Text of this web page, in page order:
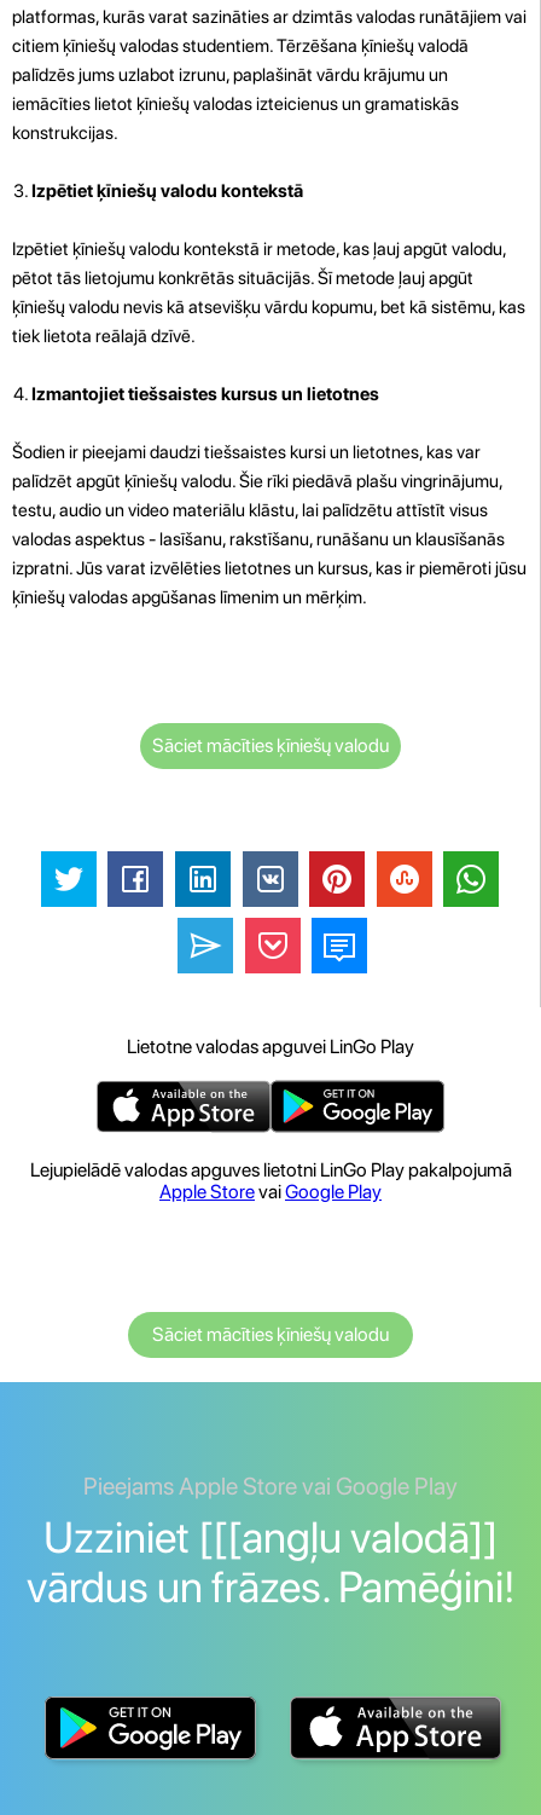
platformas, kurās varat sazināties ar dzimtās valodas runātājiem vai
citiem ķīniešų valodas studentiem. Tērzēšana ķīniešų valodā
palīdzēs jums uzlabot izrunu, paplašināt vārdu krājumu un
iemācīties lietot ķīniešų valodas izteicienus un gramatiskās
konstrukcijas.
Izpētiet ķīniešų valodu kontekstā
Izpētiet ķīniešų valodu kontekstā ir metode, kas ļauj apgūt valodu,
pētot tās lietojumu konkrētās situācijās. Šī metode ļauj apgūt
ķīniešų valodu nevis kā atsevišķu vārdu kopumu, bet kā sistēmu, kas
tiek lietota reālajā dzīvē.
Izmantojiet tiešsaistes kursus un lietotnes
Šodien ir pieejami daudzi tiešsaistes kursi un lietotnes, kas var
palīdzēt apgūt ķīniešų valodu. Šie rīki piedāvā plašu vingrinājumu,
testu, audio un video materiālu klāstu, lai palīdzētu attīstīt visus
valodas aspektus - lasīšanu, rakstīšanu, runāšanu un klausīšanās
izpratni. Jūs varat izvēlēties lietotnes un kursus, kas ir piemēroti jūsu
ķīniešų valodas apgūšanas līmenim un mērķim.
Sāciet mācīties ķīniešų valodu
Lietotne valodas apguvei LinGo Play
Lejupielādē valodas apguves lietotni LinGo Play pakalpojumā
Apple StorevaiGoogle Play
Sāciet mācīties ķīniešų valodu
Pieejams Apple Store vai Google Play
Uzziniet [[[angļu valodā]]
vārdus un frāzes. Pamēģini!